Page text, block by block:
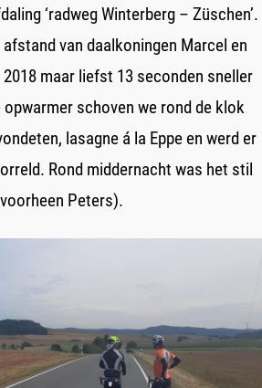
‘radweg Winterberg – Züschen’.
van daalkoningen Marcel en
maar liefst 13 seconden sneller
schoven we rond de klok
lasagne á la Eppe en werd er
Rond middernacht was het stil
(voorheen Peters).